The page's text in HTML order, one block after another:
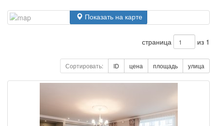
Показать на карте
страница из 1
Сортировать: ID цена площадь улица